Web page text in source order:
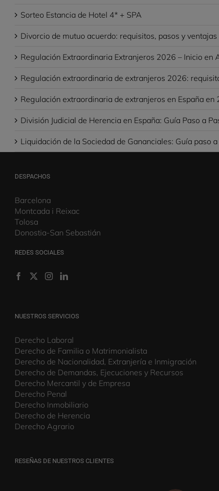
Regulación extraordinaria de extranjeros en España
División Judicial de Herencia en España: Guía Paso a
Liquidación de la Sociedad de Gananciales: Guía paso
DESPACHOS
Barcelona
Tolosa
NUESTROS SERVICIOS
Derecho Laboral
Derecho de Familia o Matrimonialista
Derecho de Nacionalidad, Extranjería e Inmigración
Derecho de Demandas, Ejecuciones y Recursos
Derecho Inmobiliario